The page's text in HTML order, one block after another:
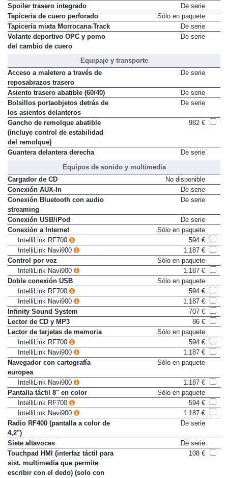
Spoiler trasero integrado
De serie
Tapicería de cuero perforado
Sólo en paquete
Tapicería mixta Morrocana-Track
De serie
Volante deportivo OPC y pomo
del cambio de cuero
De serie
Equipaje y transporte
Acceso a maletero a través de
reposabrazos trasero
De serie
Asiento trasero abatible (60/40)
De serie
Bolsillos portaobjetos detrás de
los asientos delanteros
De serie
Gancho de remolque abatible
(incluye control de estabilidad
del remolque)
982 €
Guantera delantera derecha
De serie
Equipos de sonido y multimedia
Cargador de CD
No disponible
Conexión AUX-In
De serie
Conexión Bluetooth con audio
streaming
De serie
Conexión USB/iPod
De serie
Conexión a Internet
Sólo en paquete
IntelliLink RF700
594 €
IntelliLink Navi900
1.187 €
Control por voz
Sólo en paquete
IntelliLink Navi900
1.187 €
Doble conexión USB
Sólo en paquete
IntelliLink RF700
594 €
IntelliLink Navi900
1.187 €
Infinity Sound System
707 €
Lector de CD y MP3
86 €
Lector de tarjetas de memoria
Sólo en paquete
IntelliLink RF700
594 €
IntelliLink Navi900
1.187 €
Navegador con cartografía
europea
Sólo en paquete
IntelliLink Navi900
1.187 €
Pantalla táctil 8" en color
Sólo en paquete
IntelliLink RF700
594 €
IntelliLink Navi900
1.187 €
Radio RF400 (pantalla a color de
4,2")
De serie
Siete altavoces
De serie
Touchpad HMI (interfaz táctil para
sist. multimedia que permite
escribir con el dedo) (solo con
108 €